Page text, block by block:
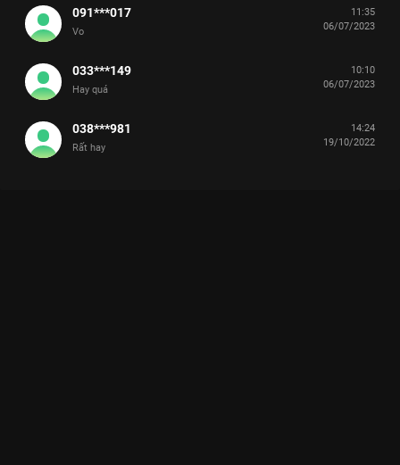
091***017
Vo
11:35
06/07/2023
033***149
Hay quá
10:10
06/07/2023
038***981
Rất hay
14:24
19/10/2022